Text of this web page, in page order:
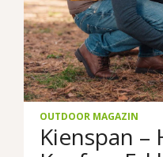
OUTDOOR MAGAZIN
Kienspan –